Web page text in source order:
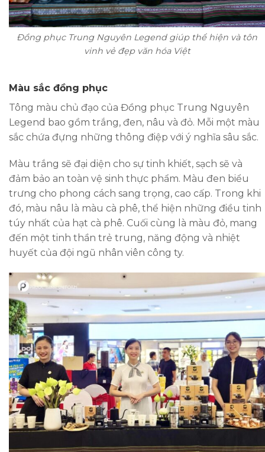
Đồng phục Trung Nguyên Legend giúp thể hiện và tôn
vinh vẻ đẹp văn hóa Việt
Màu sắc đồng phục
Tông màu chủ đạo của Đồng phục Trung Nguyên
Legend bao gồm trắng, đen, nâu và đỏ. Mỗi một màu
sắc chứa đựng những thông điệp với ý nghĩa sâu sắc.
Màu trắng sẽ đại diện cho sự tinh khiết, sạch sẽ và
đảm bảo an toàn vệ sinh thực phẩm. Màu đen biểu
trưng cho phong cách sang trọng, cao cấp. Trong khi
đó, màu nâu là màu cà phê, thể hiện những điều tinh
túy nhất của hạt cà phê. Cuối cùng là màu đỏ, mang
đến một tinh thần trẻ trung, năng động và nhiệt
huyết của đội ngũ nhân viên công ty.